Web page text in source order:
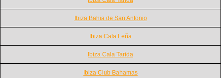
Ibiza Bahia de San Antonio
Ibiza Cala Leña
Ibiza Cala Tarida
Ibiza Club Bahamas